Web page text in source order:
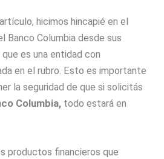
hicimos hincapié en el
Banco Columbia desde sus
es una entidad con
en el rubro. Esto es importante
la seguridad de que si solicitás
Columbia, todo estará en
productos financieros que